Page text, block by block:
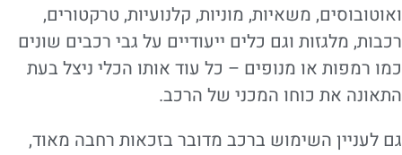
ואוטובוסים, משאיות, מוניות, קלנועיות, טרקטורים,
רכבות, מלגזות וגם כלים ייעודיים על גבי רכבים שונים
כמו רמפות או מנופים – כל עוד אותו הכלי ניצל בעת
התאונה את כוחו המכני של הרכב.
גם לעניין השימוש ברכב מדובר בזכאות רחבה מאוד,